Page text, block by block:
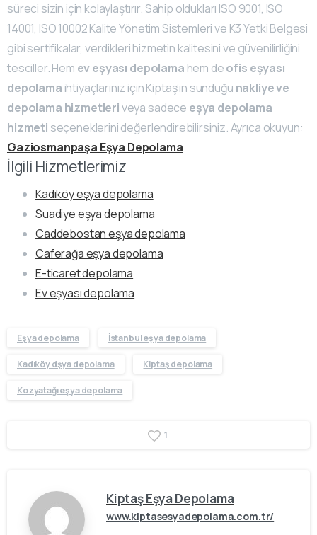
süreci sizin için kolaylaştırır. Sahip oldukları ISO 9001, ISO
14001, ISO 10002 Kalite Yönetim Sistemleri ve K3 Yetki Belgesi
gibi sertifikalar, verdikleri hizmetin kalitesini ve güvenilirliğini
tesciller. Hem ev eşyası depolama hem deofis eşyası
depolama ihtiyaçlarınız için Kiptaş’ın sunduğu nakliye ve
depolama hizmetleriveya sadece eşya depolama
hizmeti seçeneklerini değerlendirebilirsiniz. Ayrıca okuyun:
Gaziosmanpaşa Eşya Depolama
İlgili Hizmetlerimiz
Kadıköy eşya depolama
Suadiye eşya depolama
Caddebostan eşya depolama
Caferağa eşya depolama
E-ticaret depolama
Ev eşyası depolama
Eşya depolama İstanbul eşya depolama
Kadıköy dşya depolama Kiptaş depolama
Kozyatağı eşya depolama
1
Kiptaş Eşya Depolama
www.kiptasesyadepolama.com.tr/